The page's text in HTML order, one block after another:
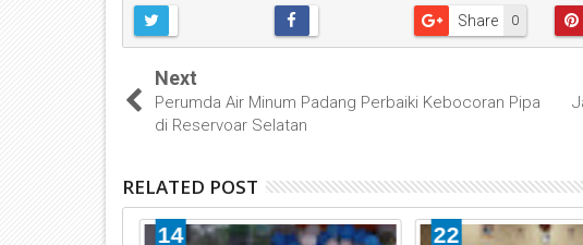
0
Share
Next
Perumda Air Minum Padang Perbaiki Kebocoran Pipa
di Reservoar Selatan
RELATED POST
14 22